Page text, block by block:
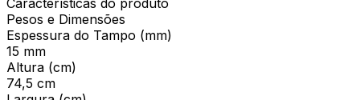
Pesos e Dimensões
Espessura do Tampo (mm)
15 mm
Altura (cm)
74,5 cm